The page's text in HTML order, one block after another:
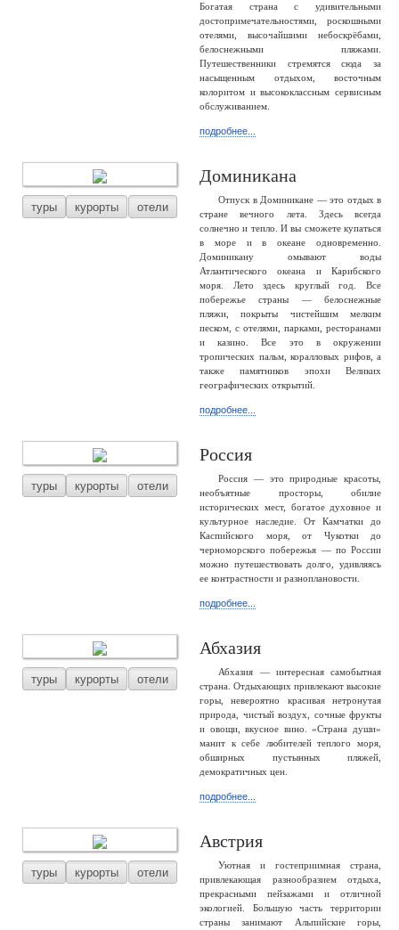
Богатая страна с удивительными
достопримечательностями, роскошными
отелями, высочайшими небоскрёбами,
белоснежными пляжами.
Путешественники стремятся сюда за
насыщенным отдыхом, восточным
колоритом и высококлассным сервисным
обслуживанием.
подробнее...
туры курорты отели
Доминикана
Отпуск в Доминикане — это отдых в
стране вечного лета. Здесь всегда
солнечно и тепло. И вы сможете купаться
в море и в океане одновременно.
Доминикану омывают воды
Атлантического океана и Карибского
моря. Лето здесь круглый год. Все
побережье страны — белоснежные
пляжи, покрыты чистейшим мелким
песком, с отелями, парками, ресторанами
и казино. Все это в окружении
тропических пальм, коралловых рифов, а
также памятников эпохи Великих
географических открытий.
подробнее...
туры курорты отели
Россия
Россия — это природные красоты,
необъятные просторы, обилие
исторических мест, богатое духовное и
культурное наследие. От Камчатки до
Каспийского моря, от Чукотки до
черноморского побережья — по России
можно путешествовать долго, удивляясь
ее контрастности и разноплановости.
подробнее...
туры курорты отели
Абхазия
Абхазия — интересная самобытная
страна. Отдыхающих привлекают высокие
горы, невероятно красивая нетронутая
природа, чистый воздух, сочные фрукты
и овощи, вкусное вино. «Страна души»
манит к себе любителей теплого моря,
обширных пустынных пляжей,
демократичных цен.
подробнее...
туры курорты отели
Австрия
Уютная и гостеприимная страна,
привлекающая разнообразием отдыха,
прекрасными пейзажами и отличной
экологией. Большую часть территории
страны занимают Альпийские горы,